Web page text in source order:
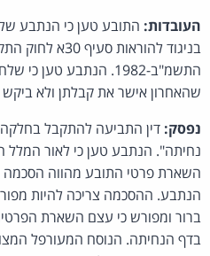
העובדות:
בניגוד להוראות
התשמ"ב-1982. הנתבע
שהאחרון אישר את קבלתן ולא
נפסק: דין התביעה להתקבל
נחיתה". הנתבע טען כי לאור המלל
השארת פרטי התובע מהווה הסכמה
הנתבע. ההסכמה צריכה להיות
ברור ומפורש כי עצם השארת
בדף הנחיתה. הנוסח המעורפל